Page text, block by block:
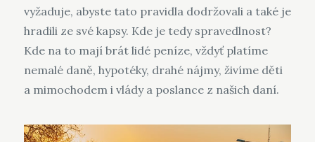
vyžaduje, abyste tato pravidla dodržovali a také je
hradili ze své kapsy. Kde je tedy spravedlnost?
Kde na to mají brát lidé peníze, vždyť platíme
nemalé daně, hypotéky, drahé nájmy, živíme děti
a mimochodem i vlády a poslance z našich daní.